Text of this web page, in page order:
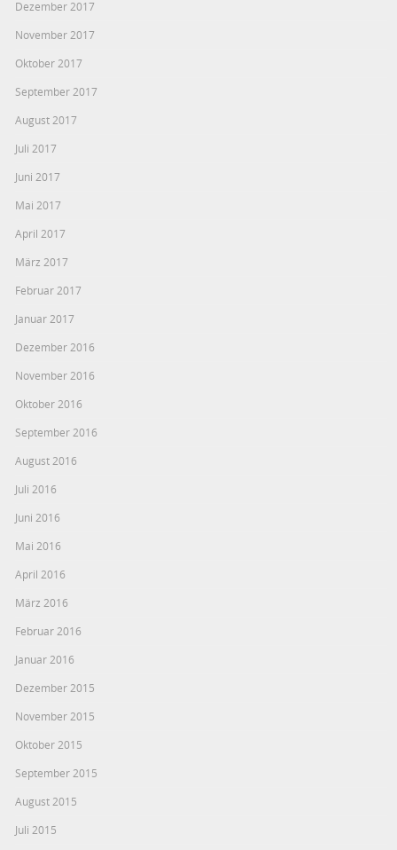
Dezember 2017
November 2017
Oktober 2017
September 2017
August 2017
Juli 2017
Juni 2017
Mai 2017
April 2017
März 2017
Februar 2017
Januar 2017
Dezember 2016
November 2016
Oktober 2016
September 2016
August 2016
Juli 2016
Juni 2016
Mai 2016
April 2016
März 2016
Februar 2016
Januar 2016
Dezember 2015
November 2015
Oktober 2015
September 2015
August 2015
Juli 2015